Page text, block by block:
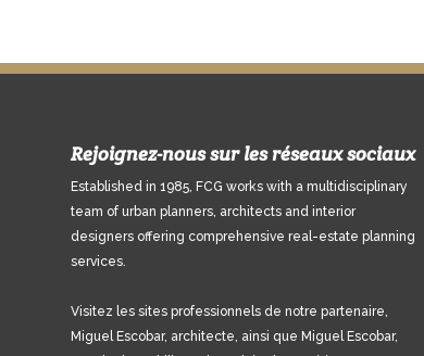
Rejoignez-nous sur les réseaux sociaux
Established in 1985, FCG works with a multidisciplinary
team of urban planners, architects and interior
designers offering comprehensive real-estate planning
services.
Visitez les sites professionnels de notre partenaire,
Miguel Escobar, architecte, ainsi que Miguel Escobar,